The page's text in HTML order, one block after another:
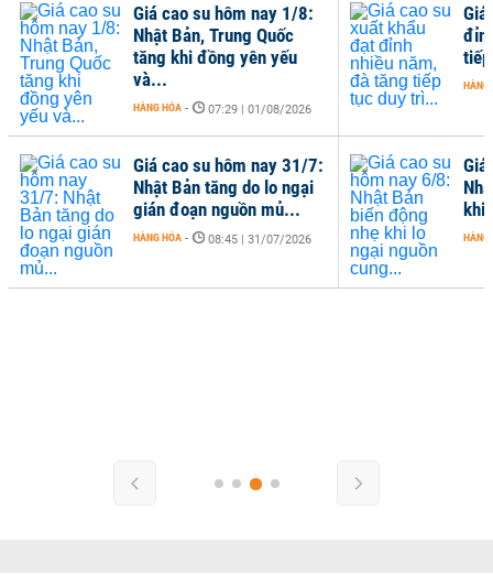
khi
HÀNG
Giá cao su hôm nay 1/8:
Nhật Bản, Trung Quốc
tăng khi đồng yên yếu
và...
HÀNG HÓA - 07:29 | 01/08/2026
Giá cao su hôm nay 31/7:
Nhật Bản tăng do lo ngại
gián đoạn nguồn mủ...
HÀNG HÓA - 08:45 | 31/07/2026
Giá
HÀNG